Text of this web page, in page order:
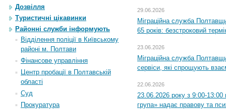
Дозвілля
Туристичні цікавинки
Районні служби інформують
Відділення поліції в Київському
районі м. Полтави
Фінансове управління
Центр пробації в Полтавській
області
Суд
Прокуратура
29.06.2026
Міграційна служба
65 років: безстроковий
23.06.2026
Міграційна служба
сервіси, які спрощують
22.06.2026
23.06.2026 року з 9:00-13:00
група» надає правову та